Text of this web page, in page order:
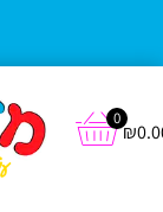
₪
0